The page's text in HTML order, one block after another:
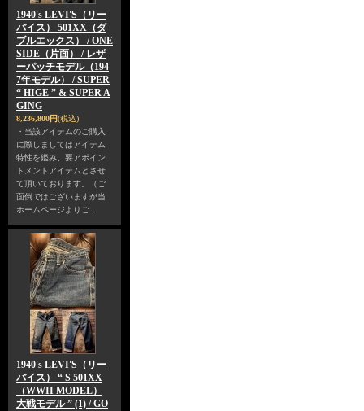
1940's LEVI'S（リー
バイス） 501XX（ダ
ブルエックス） / ONE
SIDE（片面） / レザ
ーパッチモデル（194
7年モデル） / SUPER
“ HIGE ” & SUPER A
GING
8,236,800円(税込)
・当該アイテムのご購入
に際しましてはアイテム
特性を鑑み、要アポイン
トメントアイテムとさせ
て頂いております。（ご
面倒ではございますが当
ホームページよりご…
1940's LEVI'S（リー
バイス） “ S 501XX
（WWII MODEL）
大戦モデル ” (1) / GO